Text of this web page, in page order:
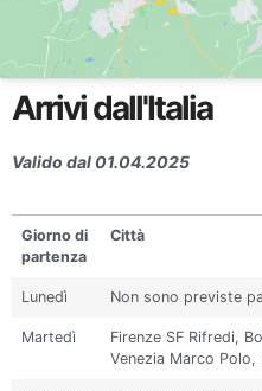
Arrivi dall'Italia
Valido dal 01.04.2025
Giorno di
partenza
Città
Lunedì Non sono previste
Martedì
Firenze SF Rifredi,
Venezia Marco